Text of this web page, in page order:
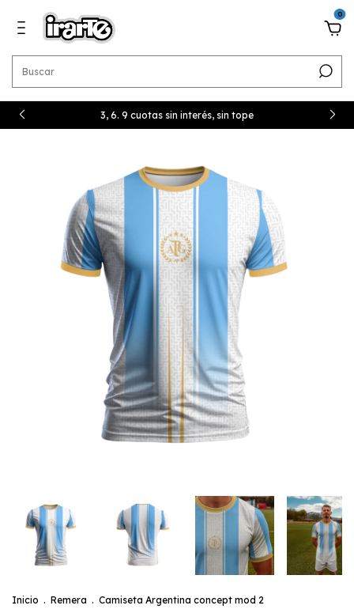
0
3, 6. 9 cuotas sin interés, sin tope
Inicio . Remera . Camiseta Argentina concept mod 2